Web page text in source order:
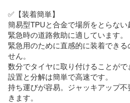
✅【装着簡単】
簡易型TPUと合金で場所をとらない
緊急時の道路救助に適しています。
緊急用のために直感的に装着でき
せん。
数分でタイヤに取り付けることがで
設置と分解は簡単で高速です。
持ち運びが容易。ジャッキアップ
きます。